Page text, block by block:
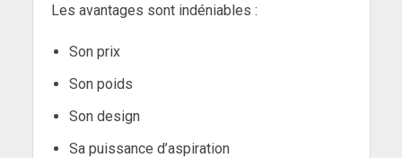
Les avantages sont indéniables :
Son prix
Son poids
Son design
Sa puissance d’aspiration